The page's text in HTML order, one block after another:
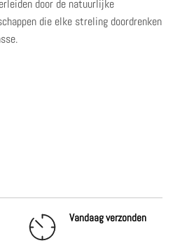
door de natuurlijke
die elke streling doordrenken
Vandaag verzonden